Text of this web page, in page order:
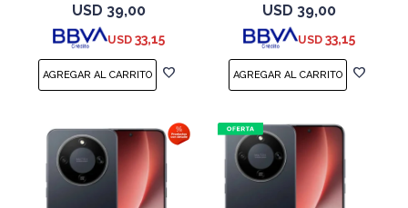
USD 39,00
USD 33,15
USD 39,00
USD 33,15